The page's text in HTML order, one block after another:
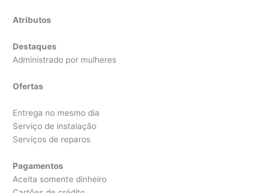
Atributos
Destaques
Administrado por mulheres
Ofertas
Entrega no mesmo dia
Serviço de instalação
Serviços de reparos
Pagamentos
Aceita somente dinheiro